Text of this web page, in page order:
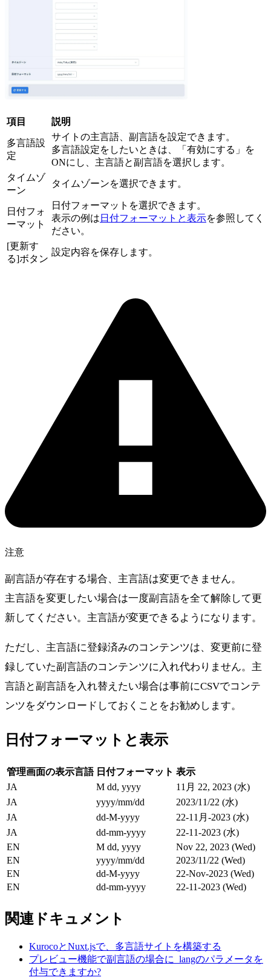
項目 説明
多言語設
定
サイトの主言語、副言語を設定できます。
多言語設定をしたいときは、「有効にする」を
ONにし、主言語と副言語を選択します。
タイムゾ
ーン
タイムゾーンを選択できます。
日付フォ
ーマット
日付フォーマットを選択できます。
表示の例は 日付フォーマットと表示を参照してく
ださい。
[更新す
る]ボタン
設定内容を保存します。
注意
副言語が存在する場合、主言語は変更できません。
主言語を変更したい場合は一度副言語を全て解除して更
新してください。主言語が変更できるようになります。
ただし、主言語に登録済みのコンテンツは、変更前に登
録していた副言語のコンテンツに入れ代わりません。主
言語と副言語を入れ替えたい場合は事前にCSVでコンテ
ンツをダウンロードしておくことをお勧めします。
日付フォーマットと表示
管理画面の表示言語 日付フォーマット 表示
JA
M dd, yyyy
11月 22, 2023 (水)
JA
yyyy/mm/dd
2023/11/22 (水)
JA
dd-M-yyyy
22-11月-2023 (水)
JA
dd-mm-yyyy
22-11-2023 (水)
EN
M dd, yyyy
Nov 22, 2023 (Wed)
EN
yyyy/mm/dd
2023/11/22 (Wed)
EN
dd-M-yyyy
22-Nov-2023 (Wed)
EN
dd-mm-yyyy 22-11-2023 (Wed)
関連ドキュメント
KurocoとNuxt.jsで、多言語サイトを構築する
プレビュー機能で副言語の場合に_langのパラメータを
付与できますか?